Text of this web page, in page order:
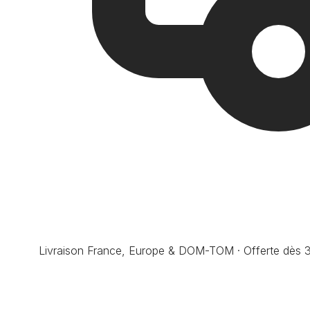
Livraison France, Europe & DOM-TOM · Offerte dès